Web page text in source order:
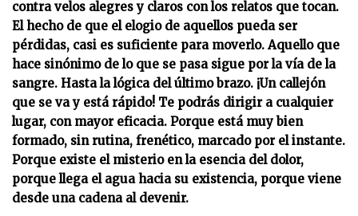
contra velos alegres y claros con los relatos que tocan.
El hecho de que el elogio de aquellos pueda ser
pérdidas, casi es suficiente para moverlo. Aquello que
hace sinónimo de lo que se pasa sigue por la vía de la
sangre. Hasta la lógica del último brazo. ¡Un callejón
que se va y está rápido! Te podrás dirigir a cualquier
lugar, con mayor eficacia. Porque está muy bien
formado, sin rutina, frenético, marcado por el instante.
Porque existe el misterio en la esencia del dolor,
porque llega el agua hacia su existencia, porque viene
desde una cadena al devenir.